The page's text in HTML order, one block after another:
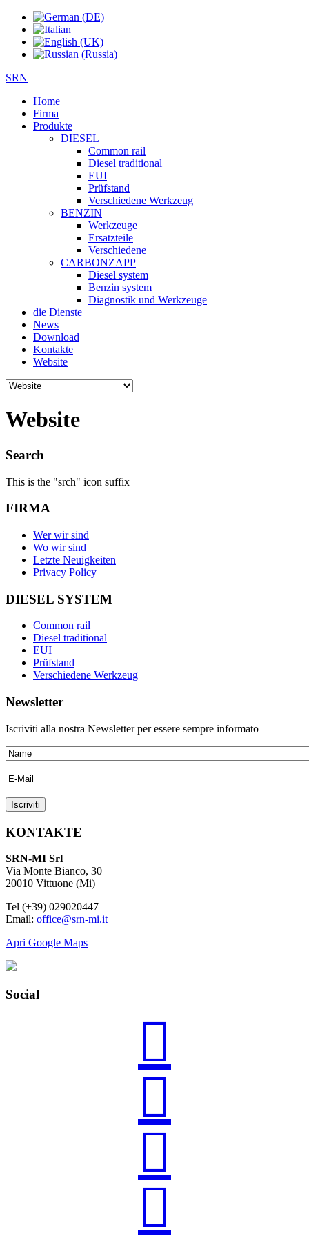
SRN
Home
Firma
Produkte
DIESEL
Common rail
Diesel traditional
EUI
Prüfstand
Verschiedene Werkzeug
BENZIN
Werkzeuge
Ersatzteile
Verschiedene
CARBONZAPP
Diesel system
Benzin system
Diagnostik und Werkzeuge
die Dienste
News
Download
Kontakte
Website
Website
Search
This is the "srch" icon suffix
FIRMA
Wer wir sind
Wo wir sind
Letzte Neuigkeiten
Privacy Policy
DIESEL SYSTEM
Common rail
Diesel traditional
EUI
Prüfstand
Verschiedene Werkzeug
Newsletter
Iscriviti alla nostra Newsletter per essere sempre informato
KONTAKTE
SRN-MI Srl
Via Monte Bianco, 30
20010 Vittuone (Mi)
Tel (+39) 029020447
Email: office@srn-mi.it
Apri Google Maps
Social



